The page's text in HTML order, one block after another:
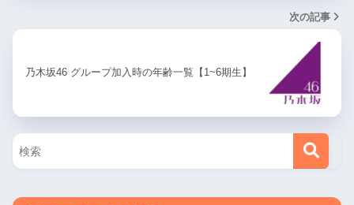
次の記事
乃木坂46 グループ加入時の年齢一覧【1~6期生】